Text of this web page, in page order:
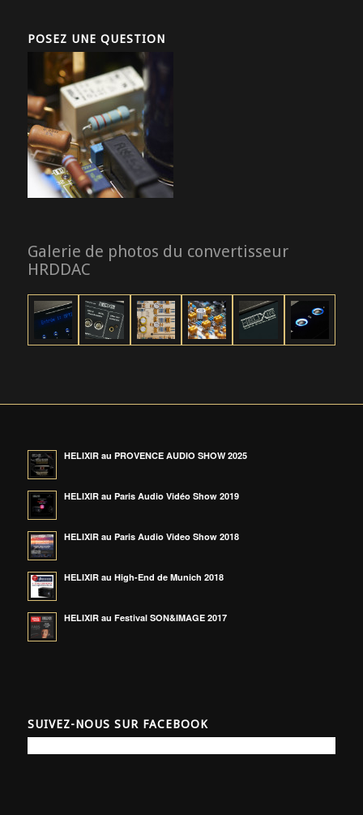
POSEZ UNE QUESTION
Galerie de photos du convertisseur
HRDDAC
HELIXIR au PROVENCE AUDIO SHOW 2025
HELIXIR au Paris Audio Vidéo Show 2019
HELIXIR au Paris Audio Video Show 2018
HELIXIR au High-End de Munich 2018
HELIXIR au Festival SON&IMAGE 2017
SUIVEZ-NOUS SUR FACEBOOK